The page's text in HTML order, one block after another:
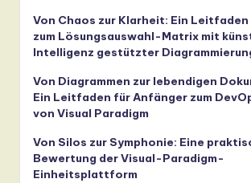
Von Chaos zur Klarheit: Ein
zum Lösungsauswahl-Matrix mit
Intelligenz gestützter
Von Diagrammen zur lebendigen
Ein Leitfaden für Anfänger zum
von Visual Paradigm
Von Silos zur Symphonie: Eine
Bewertung der Visual-Paradigm-
Einheitsplattform